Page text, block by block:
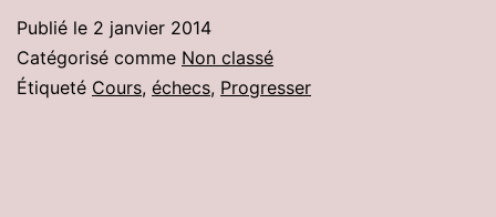
Publié le 2 janvier 2014
Catégorisé comme Non classé
Étiqueté Cours, échecs, Progresser